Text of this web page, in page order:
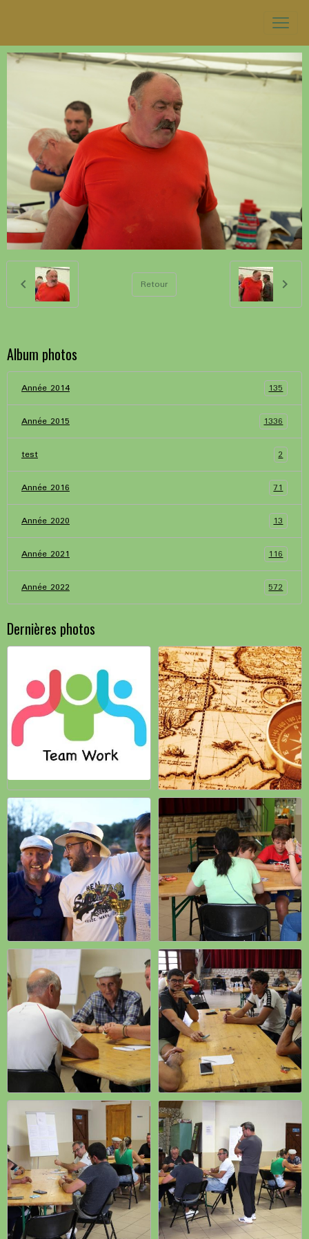
Retour
Album photos
Année 2014 135
Année 2015 1336
test 2
Année 2016 71
Année 2020 13
Année 2021 116
Année 2022 572
Dernières photos